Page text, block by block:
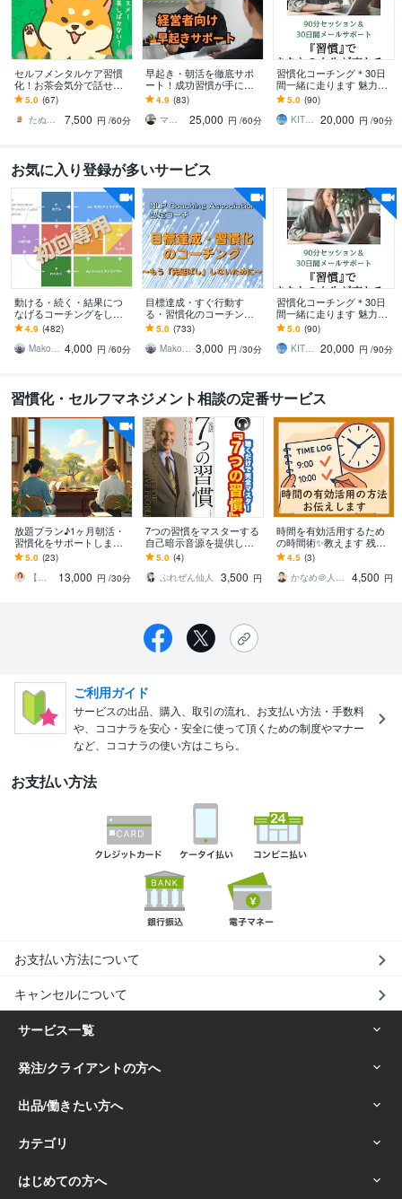
セルフメンタルケア習慣
化！お茶会気分で話せま
す やさしい「たぬき」
が、不思議な癒し空間で
「あなた」と戯れる。
5.0 (67)
たぬき／あなたの味方につきます
7,500 円 /60分
早起き・朝活を徹底サポ
ート！成功習慣が手に入
ります 早起きを軸に生活
習慣を整え、心身共に最
高の状態であり続けよう
4.9 (83)
マサト 生活習慣改善パーソナルトレーナー
25,000 円 /60分
習慣化コーチング＊30日
間一緒に走ります 魅力発
見セッション(90分)×30日
間のメッセージサポート
5.0 (90)
KITRI（キトリ） 20,000 円 /90分
お気に入り登録が多いサービス
動ける・続く・結果につ
なげるコーチングをしま
す ライフコーチ・行動支
援と伴走・習慣化【初回
専用】
4.9 (482)
Makoto Mishina（三品 誠） 4,000 円 /60分
目標達成・すぐ行動す
る・習慣化のコーチング
をします ライフコーチ・
エグゼクティブコーチン
グ・すぐやる【２回
5.0 (733)
Makoto Mishina（三品 誠） 3,000 円 /30分
習慣化コーチング＊30日
間一緒に走ります 魅力発
見セッション(90分)×30日
間のメッセージサポート
5.0 (90)
KITRI（キトリ） 20,000 円 /90分
習慣化・セルフマネジメント相談の定番サービス
放題プラン♪1ヶ月朝活・
習慣化をサポートします
人との約束で習慣化！お
得なサブスクもあります♪
5.0 (23)
【習慣化サポーター】みのり
13,000 円 /30分
7つの習慣をマスターする
自己暗示音源を提供しま
す アファメーションを聴
くだけで７つの習慣を潜
在意識にインプット
5.0 (4)
ぷれぜん仙人
3,500 円
時間を有効活用するため
の時間術✨教えます 残業
を減らしたい、自分の時
間を増やしたい、そんな
人必見❗️
4.5 (3)
かなめ＠人事マンです
4,500 円
ご利用ガイド
サービスの出品、購入、取引の流れ、お支払い方法・手数料
や、ココナラを安心・安全に使って頂くための制度やマナー
など、ココナラの使い方はこちら。
お支払い方法
お支払い方法について
キャンセルについて